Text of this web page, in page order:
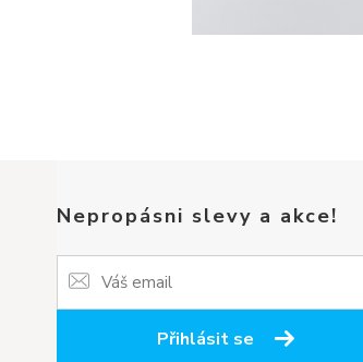
Nepropásni slevy a akce!
Přihlásit se